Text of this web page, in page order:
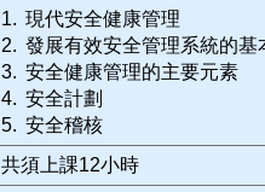
1. 現代安全健康管理
2. 發展有效安全管理系統的基
3. 安全健康管理的主要元素
4. 安全計劃
5. 安全稽核
共須上課12小時